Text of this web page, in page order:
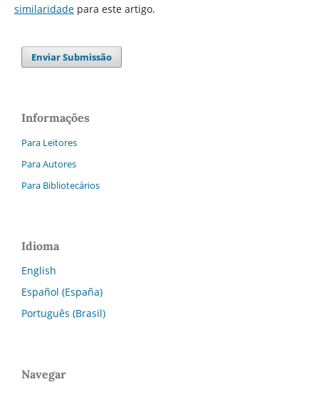
similaridadepara este artigo.
Enviar Submissão
Informações
Para Leitores
Para Autores
Para Bibliotecários
Idioma
English
Español (España)
Português (Brasil)
Navegar